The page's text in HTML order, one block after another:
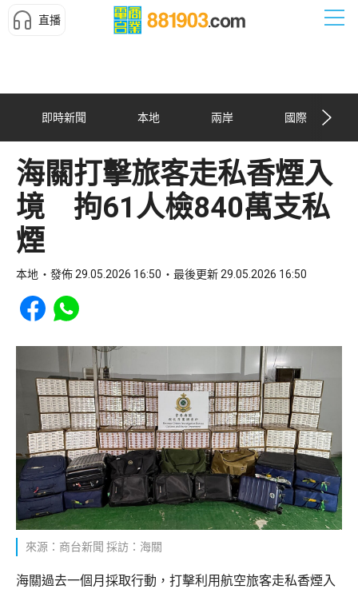
直播
即時新聞 本地 兩岸 國際
海關打擊旅客走私香煙入
境 拘61人檢840萬支私
煙
本地 發佈 29.05.2026 16:50 最後更新 29.05.2026 16:50
Share to Facebook
Share to WhatsApp
來源：商台新聞 採訪：海關
海關過去一個月採取行動，打擊利用航空旅客走私香煙入